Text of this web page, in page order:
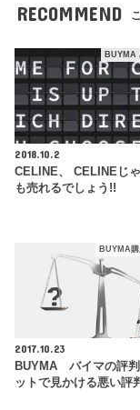
RECOMMEND
BUYMA
2018.10.2
CELINE、 CELINEじ
も売れるでしょう!!
BUYMA
2017.10.23
BUYMA バイマの評
ットで見かける悪い評